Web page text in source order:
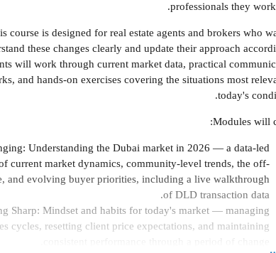
professionals they
course is designed for real estate agents and brokers who
these changes clearly and update their approach
will work through current market data, practical
and hands-on exercises covering the situations most
today's
Modules will
Understanding the Dubai market in 2026 — a data-led
current market dynamics, community-level trends, the off-
and evolving buyer priorities, including a live walkthrough
of DLD transaction data.
Sharp: Mindset and habits for today's market — managing
cycles, resetting client price expectations, and maintaining